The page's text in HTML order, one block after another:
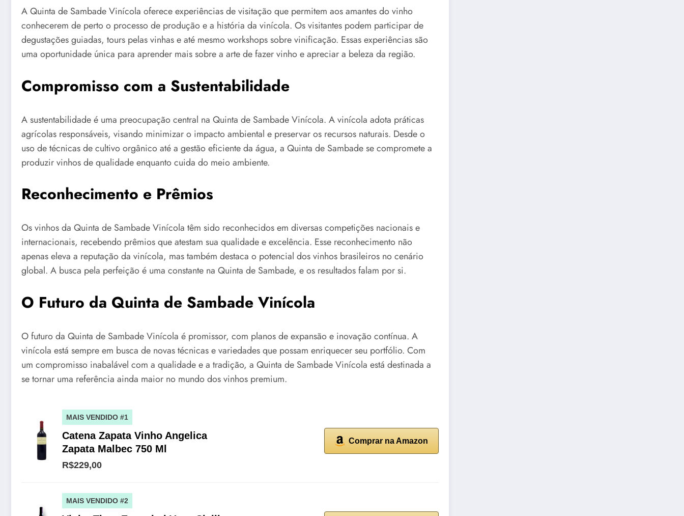
A Quinta de Sambade Vinícola oferece experiências de visitação que permitem aos amantes do vinho
conhecerem de perto o processo de produção e a história da vinícola. Os visitantes podem participar de
degustações guiadas, tours pelas vinhas e até mesmo workshops sobre vinificação. Essas experiências são
uma oportunidade única para aprender mais sobre a arte de fazer vinho e apreciar a beleza da região.
Compromisso com a Sustentabilidade
A sustentabilidade é uma preocupação central na Quinta de Sambade Vinícola. A vinícola adota práticas
agrícolas responsáveis, visando minimizar o impacto ambiental e preservar os recursos naturais. Desde o
uso de técnicas de cultivo orgânico até a gestão eficiente da água, a Quinta de Sambade se compromete a
produzir vinhos de qualidade enquanto cuida do meio ambiente.
Reconhecimento e Prêmios
Os vinhos da Quinta de Sambade Vinícola têm sido reconhecidos em diversas competições nacionais e
internacionais, recebendo prêmios que atestam sua qualidade e excelência. Esse reconhecimento não
apenas eleva a reputação da vinícola, mas também destaca o potencial dos vinhos brasileiros no cenário
global. A busca pela perfeição é uma constante na Quinta de Sambade, e os resultados falam por si.
O Futuro da Quinta de Sambade Vinícola
O futuro da Quinta de Sambade Vinícola é promissor, com planos de expansão e inovação contínua. A
vinícola está sempre em busca de novas técnicas e variedades que possam enriquecer seu portfólio. Com
um compromisso inabalável com a qualidade e a tradição, a Quinta de Sambade Vinícola está destinada a
se tornar uma referência ainda maior no mundo dos vinhos premium.
MAIS VENDIDO #1
Catena Zapata Vinho Angelica
Zapata Malbec 750 Ml
R$229,00
Comprar na Amazon
MAIS VENDIDO #2